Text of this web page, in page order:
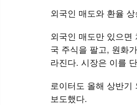
외국인 매도와 환율
외국인 매도만 있으
국 주식을 팔고, 원화
라진다. 시장은 이를
로이터도 올해 상반기
보도했다.